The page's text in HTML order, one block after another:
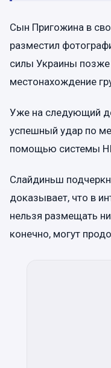
Сын Пригожина в
разместил
силы Украины
местонахождение
Уже на следующий
успешный удар по
помощью системы
Слайдиньш
доказывает, что в
нельзя размещать
конечно, могут